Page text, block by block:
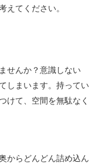
えてください。
せんか？意識しない
しまいます。持ってい
けて、空間を無駄なく
からどんどん詰め込ん